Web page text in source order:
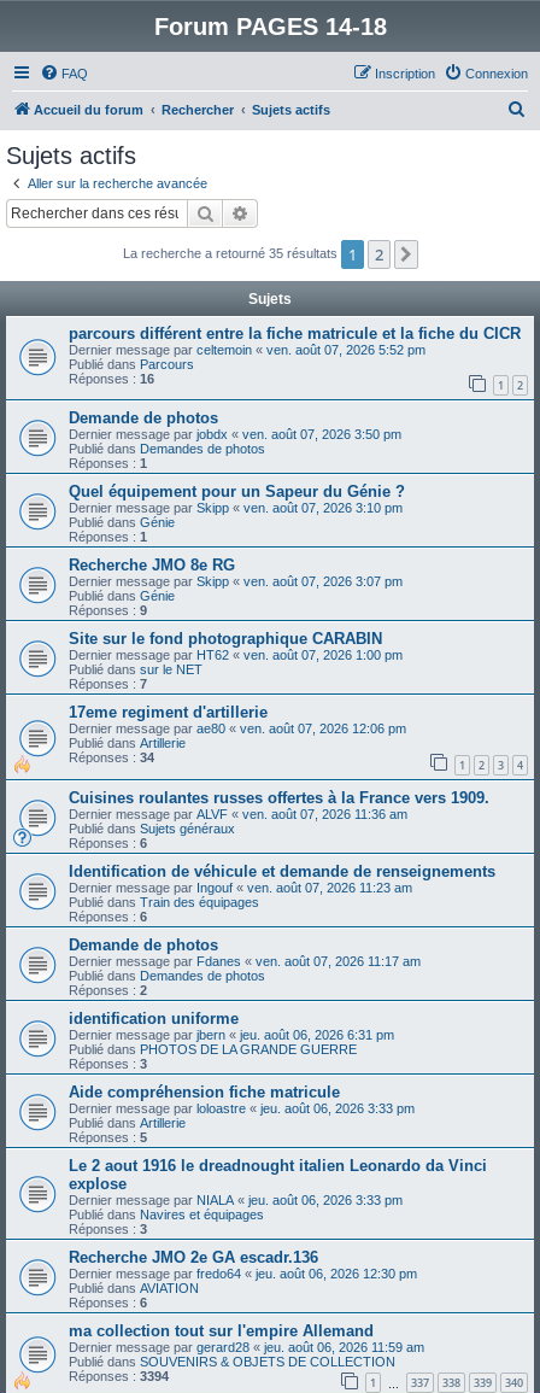
Forum PAGES 14-18
FAQ Connexion
Inscription
Accueil du forum Rechercher Sujets actifs
c
Sujets actifs
Aller sur la recherche avancée
Rechercher
La recherche a retourné 35 résultats 1 2
Sujets
parcours différent entre la fiche matricule et la fiche du CICR
Dernier message par celtemoin « ven. août 07, 2026 5:52 pm
Publié dans Parcours
Réponses : 16 1 2
Demande de photos
Dernier message par jobdx « ven. août 07, 2026 3:50 pm
Publié dans Demandes de photos
Réponses : 1
Quel équipement pour un Sapeur du Génie ?
Dernier message par Skipp « ven. août 07, 2026 3:10 pm
Publié dans Génie
Réponses : 1
Recherche JMO 8e RG
Dernier message par Skipp « ven. août 07, 2026 3:07 pm
Publié dans Génie
Réponses : 9
Site sur le fond photographique CARABIN
Dernier message par HT62 « ven. août 07, 2026 1:00 pm
Publié dans sur le NET
Réponses : 7
17eme regiment d'artillerie
Dernier message par ae80 « ven. août 07, 2026 12:06 pm
Publié dans Artillerie
Réponses : 34 1 2 3 4
Cuisines roulantes russes offertes à la France vers 1909.
Dernier message par ALVF « ven. août 07, 2026 11:36 am
Publié dans Sujets généraux
Réponses : 6
Identification de véhicule et demande de renseignements
Dernier message par Ingouf « ven. août 07, 2026 11:23 am
Publié dans Train des équipages
Réponses : 6
Demande de photos
Dernier message par Fdanes « ven. août 07, 2026 11:17 am
Publié dans Demandes de photos
Réponses : 2
identification uniforme
Dernier message par jbern « jeu. août 06, 2026 6:31 pm
Publié dans PHOTOS DE LA GRANDE GUERRE
Réponses : 3
Aide compréhension fiche matricule
Dernier message par loloastre « jeu. août 06, 2026 3:33 pm
Publié dans Artillerie
Réponses : 5
Le 2 aout 1916 le dreadnought italien Leonardo da Vinci
explose
Dernier message par NIALA « jeu. août 06, 2026 3:33 pm
Publié dans Navires et équipages
Réponses : 3
Recherche JMO 2e GA escadr.136
Dernier message par fredo64 « jeu. août 06, 2026 12:30 pm
Publié dans AVIATION
Réponses : 6
ma collection tout sur l'empire Allemand
Dernier message par gerard28 « jeu. août 06, 2026 11:59 am
Publié dans SOUVENIRS & OBJETS DE COLLECTION
Réponses : 3394 1 337 338 339 340